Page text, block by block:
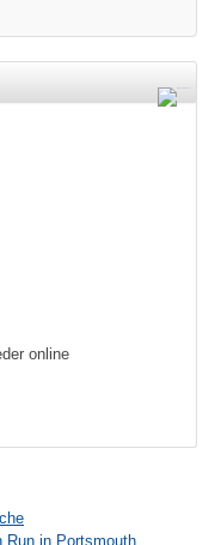
online
Run in Portsmouth